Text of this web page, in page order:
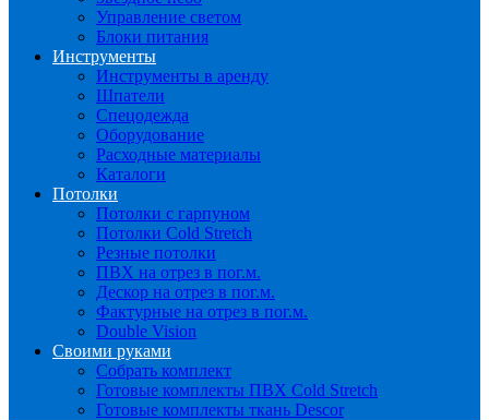
Управление светом
Блоки питания
Инструменты
Инструменты в аренду
Шпатели
Спецодежда
Оборудование
Расходные материалы
Каталоги
Потолки
Потолки с гарпуном
Потолки Cold Stretch
Резные потолки
ПВХ на отрез в пог.м.
Дескор на отрез в пог.м.
Фактурные на отрез в пог.м.
Double Vision
Своими руками
Собрать комплект
Готовые комплекты ПВХ Cold Stretch
Готовые комплекты ткань Descor